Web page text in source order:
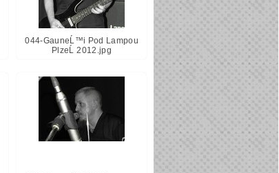
044-GauneĹ™i Pod Lampou
PlzeĹ 2012.jpg